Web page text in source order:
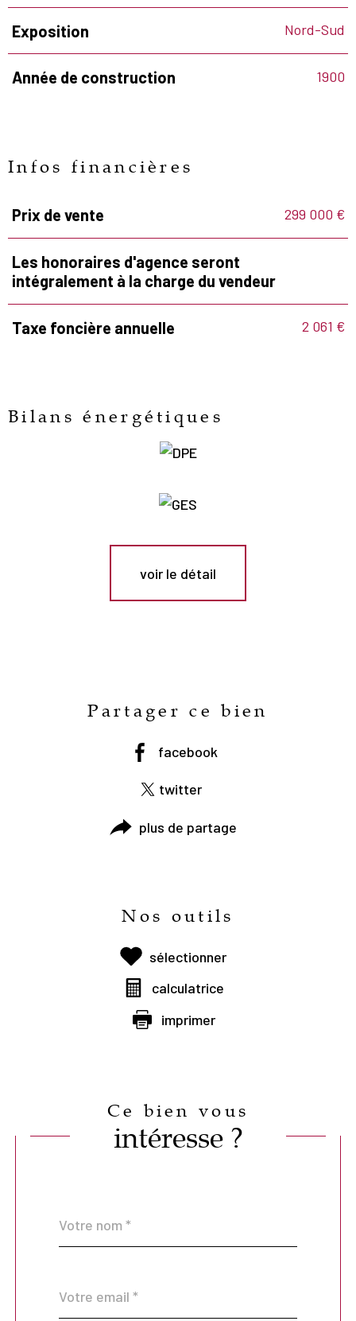
Exposition Nord-Sud
Année de construction 1900
Infos financières
Caractéristiques
Prix de vente 299 000 €
Les honoraires d'agence seront
intégralement à la charge du vendeur
Taxe foncière annuelle 2 061 €
Bilans énergétiques
voir le détail
Partager ce bien
facebook
twitter
plus de partage
Nos outils
sélectionner
calculatrice
imprimer
Ce bien vous
intéresse ?
par
défaut
*
*